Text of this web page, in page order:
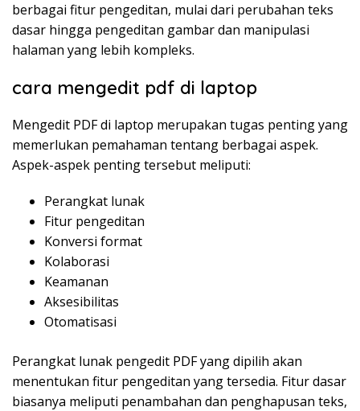
berbagai fitur pengeditan, mulai dari perubahan teks
dasar hingga pengeditan gambar dan manipulasi
halaman yang lebih kompleks.
cara mengedit pdf di laptop
Mengedit PDF di laptop merupakan tugas penting yang
memerlukan pemahaman tentang berbagai aspek.
Aspek-aspek penting tersebut meliputi:
Perangkat lunak
Fitur pengeditan
Konversi format
Kolaborasi
Keamanan
Aksesibilitas
Otomatisasi
Perangkat lunak pengedit PDF yang dipilih akan
menentukan fitur pengeditan yang tersedia. Fitur dasar
biasanya meliputi penambahan dan penghapusan teks,